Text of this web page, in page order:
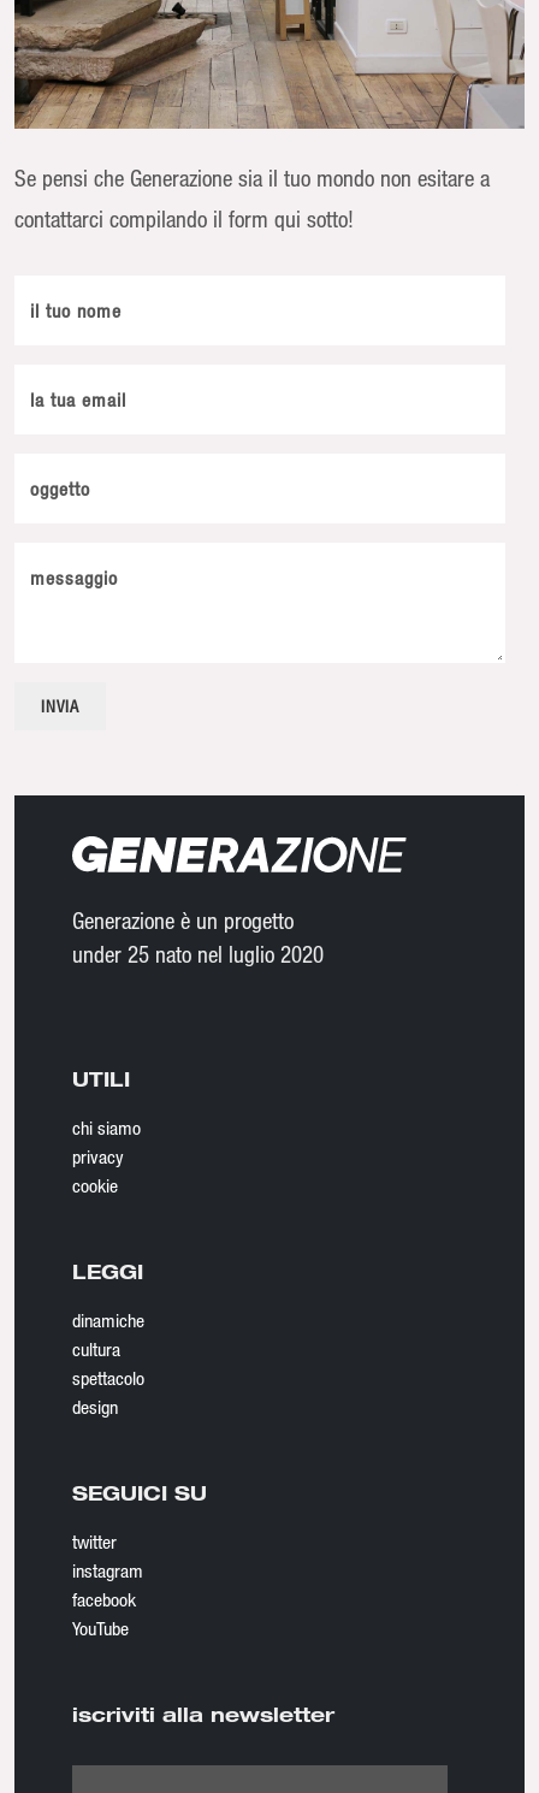
Se pensi che Generazione sia il tuo mondo non esitare a
contattarci compilando il form qui sotto!
il tuo nome
la tua email
oggetto
messaggio
Generazione è un progetto
under 25 nato nel luglio 2020
UTILI
chi siamo
privacy
cookie
LEGGI
dinamiche
cultura
spettacolo
design
SEGUICI SU
twitter
instagram
facebook
YouTube
iscriviti alla newsletter